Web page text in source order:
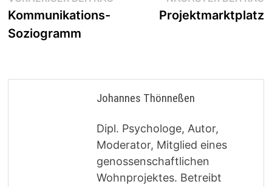
Kommunikations-
Soziogramm
Projektmarktplatz
Johannes Thönneßen
Dipl. Psychologe, Autor,
Moderator, Mitglied eines
genossenschaftlichen
Wohnprojektes. Betreibt